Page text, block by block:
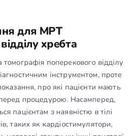
для МРТ
хребта
поперекового відділу
інструментом, проте
про які пацієнти мають
процедурою. Насамперед,
пацієнтам з наявністю в тілі
таких як кардіостимулятори,